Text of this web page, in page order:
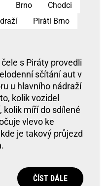
Brno
Chodci
Piráti Brno
s Piráty provedli
sčítání aut v
u hlavního nádraží
kolik vozidel
kolik míří do sdílené
vlevo ke
je takový průjezd
ČÍST DÁLE